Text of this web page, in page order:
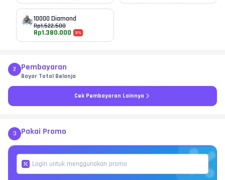
10000 Diamond
Rp1.522.500
Rp1.380.000 9%
2 Pembayaran
Bayar Total Belanja
Cek Pembayaran Lainnya
3 Pakai Promo